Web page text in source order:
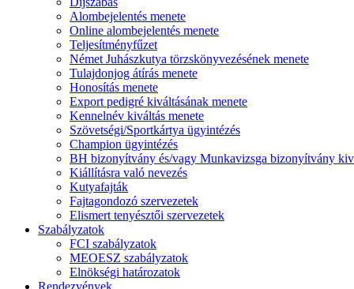
Alombejelentés menete
Online alombejelentés menete
Teljesítményfűzet
Német Juhászkutya törzskönyvezésének menete
Tulajdonjog átírás menete
Honosítás menete
Export pedigré kiváltásának menete
Kennelnév kiváltás menete
Szövetségi/Sportkártya ügyintézés
Champion ügyintézés
BH bizonyítvány és/vagy Munkavizsga bizonyítvány
Kiállításra való nevezés
Kutyafajták
Fajtagondozó szervezetek
Elismert tenyésztői szervezetek
Szabályzatok
FCI szabályzatok
MEOESZ szabályzatok
Elnökségi határozatok
Rendezvények